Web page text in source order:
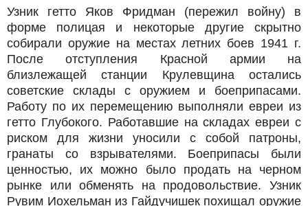
Узник гетто Яков Фридман (пережил войну) в
форме полицая и некоторые другие скрытно
собирали оружие на местах летних боев 1941 г.
После отступления Красной армии на
близлежащей станции Крулевщина остались
советские склады с оружием и боеприпасами.
Работу по их перемещению выполняли евреи из
гетто Глубокого. Работавшие на складах евреи с
риском для жизни уносили с собой патроны,
гранаты со взрывателями. Боеприпасы были
ценностью, их можно было продать на черном
рынке или обменять на продовольствие. Узник
Рувим Иохельман из Гайдучишек похищал оружие